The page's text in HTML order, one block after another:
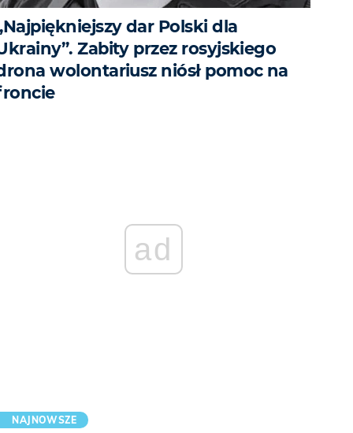
dar Polski dla
Zabity przez rosyjskiego
wolontariusz niósł pomoc na
ad
NAJNOWSZE